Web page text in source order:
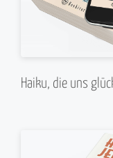
Haiku, die uns